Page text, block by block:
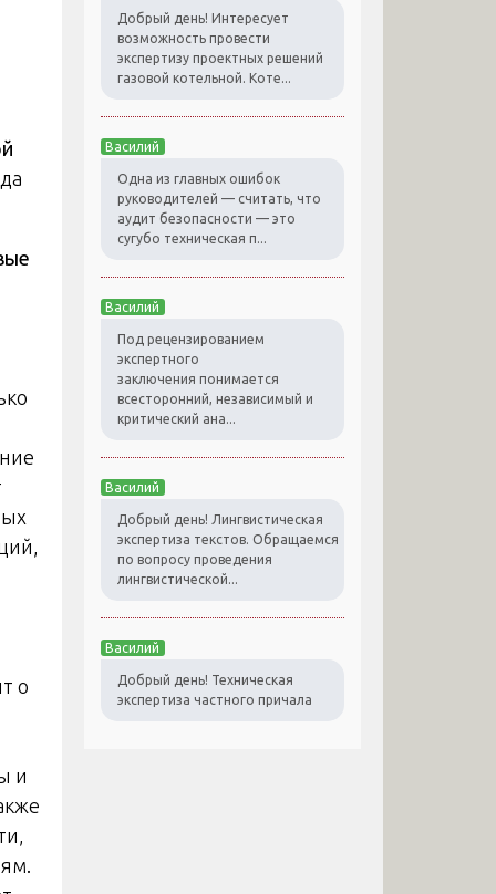
о
и
Добрый день! Интересует
возможность провести
экспертизу проектных решений
газовой котельной. Коте...
Василий
Одна из главных ошибок
руководителей — считать, что
аудит безопасности — это
сугубо техническая п...
Василий
Под рецензированием
экспертного
заключения понимается
всесторонний, независимый и
критический ана...
Василий
Добрый день! Лингвистическая
экспертиза текстов. Обращаемся
по вопросу проведения
лингвистической...
Василий
Добрый день! Техническая
экспертиза частного причала